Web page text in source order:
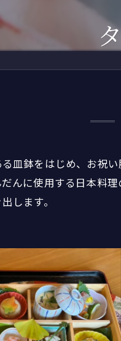
皿鉢をはじめ、お祝
んに使用する日本料
します。